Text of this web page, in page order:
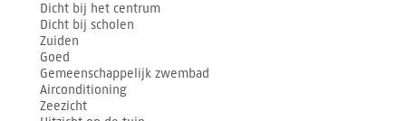
Dicht bij het centrum
Dicht bij scholen
Zuiden
Goed
Gemeenschappelijk zwembad
Airconditioning
Zeezicht